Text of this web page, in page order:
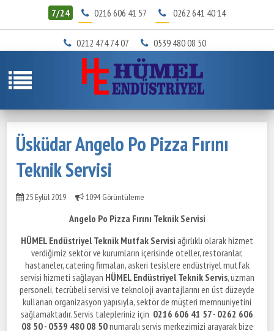
7/24 0216 606 41 57 0262 641 40 14
0212 474 74 07 0539 480 08 50
Üsküdar Angelo Po Pizza Fırını
Teknik Servisi
25 Eylül 2019 1094 Görüntüleme
Angelo Po Pizza Fırını Teknik Servisi
HÜMEL Endüstriyel Teknik Mutfak Servisi ağırlıklı olarak hizmet
verdiğimiz sektör ve kurumların içerisinde oteller, restoranlar,
hastaneler, catering firmaları, askeri tesislere endüstriyel mutfak
servisi hizmeti sağlayan HÜMEL Endüstriyel Teknik Servis, uzman
personeli, tecrübeli servisi ve teknoloji avantajlarını en üst düzeyde
kullanan organizasyon yapısıyla, sektör de müşteri memnuniyetini
sağlamaktadır. Servis talepleriniz için 0216 606 41 57 - 0262 606
08 50 - 0539 480 08 50numaralı servis merkezimizi arayarak bize